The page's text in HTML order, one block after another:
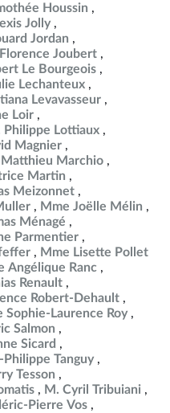
Houssin
Jolly
Jordan
Joubert
Le Bourgeois
Lechanteux
Levavasseur
Loir
Philippe Lottiaux
Magnier
Matthieu Marchio
Martin
Meizonnet
Mme Joëlle Mélin
Ménagé
Parmentier
Mme Lisette Pollet
Angélique Ranc
Renault
Robert-Dehault
Sophie-Laurence Roy
Salmon
Sicard
Philippe Tanguy
Tesson
M. Cyril Tribuiani
Pierre Vos